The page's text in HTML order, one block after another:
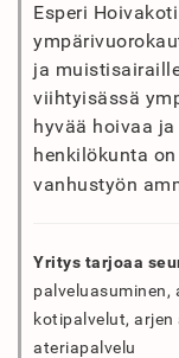
Esperi
ja
viihtyisässä
hyvää hoivaa
henkilökunta
vanhustyön
Yritys tarjoaa
palveluasuminen,
kotipalvelut,
ateriapalvelu